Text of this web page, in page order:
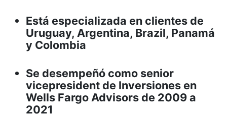
Está especializada en clientes de
Uruguay, Argentina, Brazil, Panamá
y Colombia
Se desempeñó como senior
vicepresident de Inversiones en
Wells Fargo Advisors de 2009 a
2021